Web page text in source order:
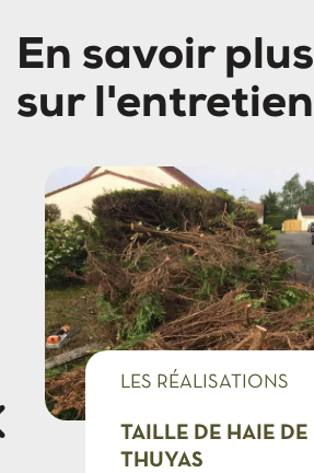
En savoir plus
sur l'entretien
TAILLE DE HAIE DE
THUYAS
LES RÉALISATIONS